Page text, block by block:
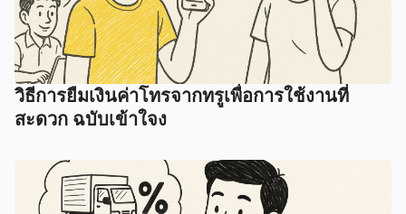
วิธีการยืมเงินค่าโทรจากทรูเพื่อการใช้งานที่
สะดวก ฉบับเข้าใจง